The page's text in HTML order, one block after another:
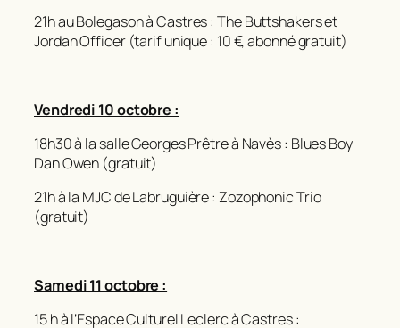
21h au Bolegason à Castres : The Buttshakers et
Jordan Officer (tarif unique : 10 €, abonné gratuit)
Vendredi 10 octobre :
18h30 à la salle Georges Prêtre à Navès : Blues Boy
Dan Owen (gratuit)
21h à la MJC de Labruguière : Zozophonic Trio
(gratuit)
Samedi 11 octobre :
15 h à l’Espace Culturel Leclerc à Castres :